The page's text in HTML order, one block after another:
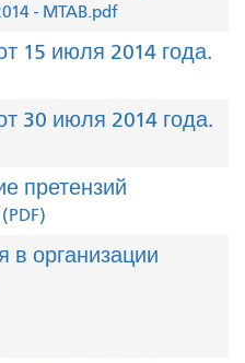
- MTAB.pdf
15 июля 2014 года.
30 июля 2014 года.
претензий
в организации